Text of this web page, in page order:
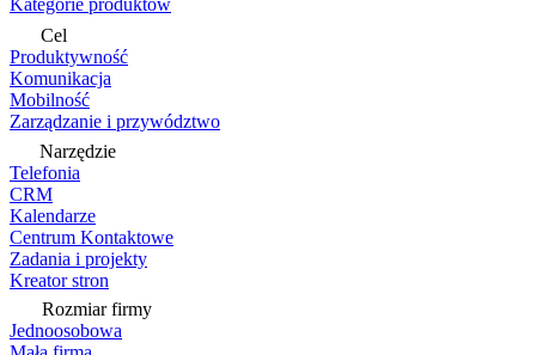
Kategorie produktów
Cel
Produktywność
Komunikacja
Mobilność
Zarządzanie i przywództwo
Narzędzie
Telefonia
CRM
Kalendarze
Centrum Kontaktowe
Zadania i projekty
Kreator stron
Rozmiar firmy
Jednoosobowa